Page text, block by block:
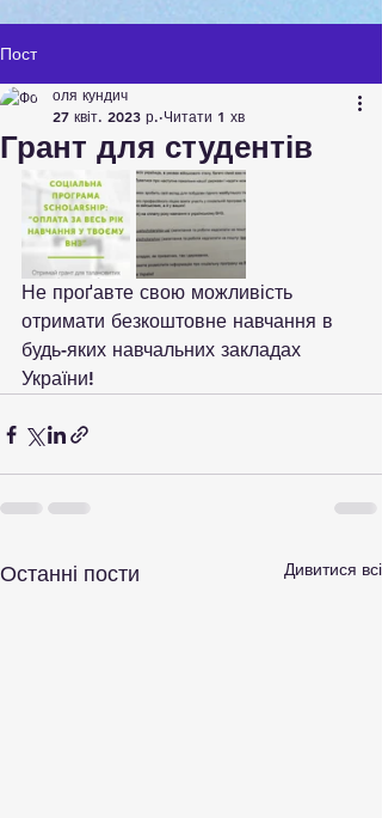
Пост
Грант для студентів
оля кундич
27 квіт. 2023 р. Читати 1 хв
Не проґавте свою можливість
отримати безкоштовне навчання в
будь-яких навчальних закладах
України!
Останні пости Дивитися всі